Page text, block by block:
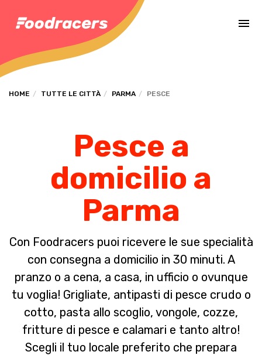
HOME TUTTE LE CITTÀ PARMA PESCE
Pesce a
domicilio a
Parma
Con Foodracers puoi ricevere le sue specialità
con consegna a domicilio in 30 minuti. A
pranzo o a cena, a casa, in ufficio o ovunque
tu voglia! Grigliate, antipasti di pesce crudo o
cotto, pasta allo scoglio, vongole, cozze,
fritture di pesce e calamari e tanto altro!
Scegli il tuo locale preferito che prepara